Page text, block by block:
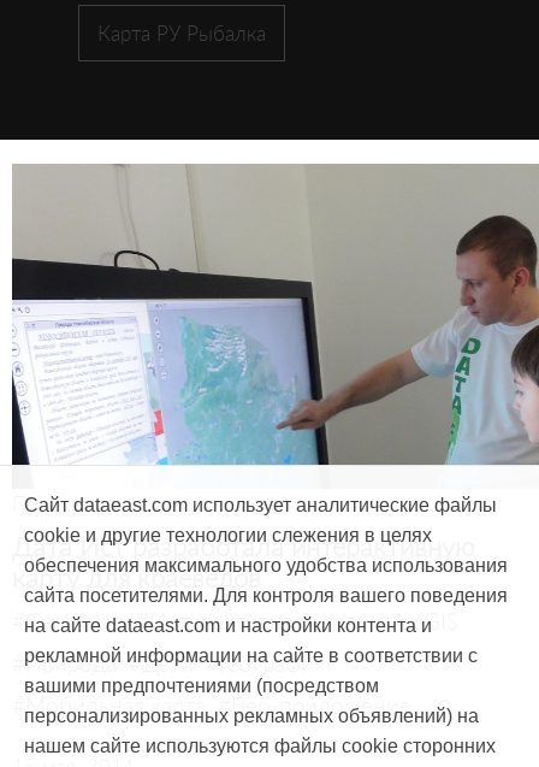
Карта РУ Рыбалка
Продукты и услуги
Дата Ист разработала интерактивную
карту для краеведов
#CarryMap #Интерактивная карта #ArcGIS
#Природа #Дети #География
#Мобильная карта #Веб-приложение
Сайт dataeast.com использует аналитические файлы
cookie и другие технологии слежения в целях
обеспечения максимального удобства использования
сайта посетителями. Для контроля вашего поведения
на сайте dataeast.com и настройки контента и
рекламной информации на сайте в соответствии с
вашими предпочтениями (посредством
персонализированных рекламных объявлений) на
нашем сайте используются файлы cookie сторонних